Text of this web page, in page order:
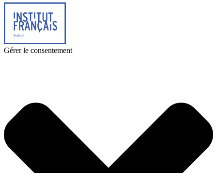
Gérer le consentement